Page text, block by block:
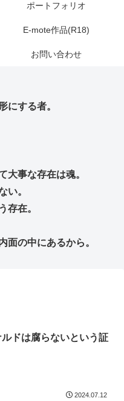
ポートフォリオ
E-mote作品(R18)
お問い合わせ
にする者。
大事な存在は魂。
い。
存在。
面の中にあるから。
ドは腐らないという証
2024.07.12